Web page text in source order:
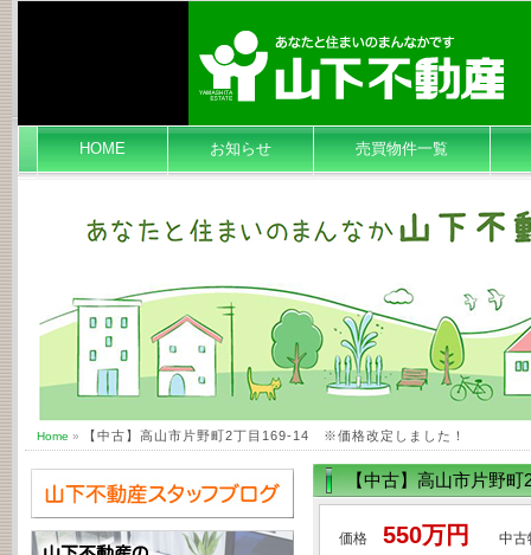
HOME お知らせ 売買物件一覧
Home » 【中古】高山市片野町2丁目169-14 ※価格改定しました！
【中古】高山市片野
価格 550万円 中古